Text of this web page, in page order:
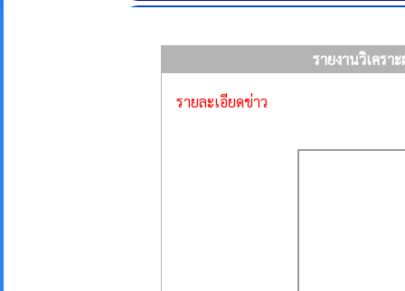
รายงานวิเคร
รายละเอียดข่าว